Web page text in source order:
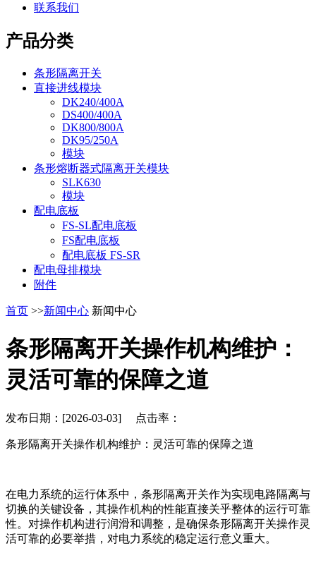
联系我们
产品分类
条形隔离开关
直接进线模块
DK240/400A
DS400/400A
DK800/800A
DK95/250A
模块
条形熔断器式隔离开关模块
SLK630
模块
配电底板
FS-SL配电底板
FS配电底板
配电底板 FS-SR
配电母排模块
附件
首页 >>新闻中心 新闻中心
条形隔离开关操作机构维护：
灵活可靠的保障之道
发布日期：[2026-03-03] 点击率：
条形隔离开关操作机构维护：灵活可靠的保障之道
在电力系统的运行体系中，条形隔离开关作为实现电路隔离与
切换的关键设备，其操作机构的性能直接关乎整体的运行可靠
性。对操作机构进行润滑和调整，是确保条形隔离开关操作灵
活可靠的必要举措，对电力系统的稳定运行意义重大。